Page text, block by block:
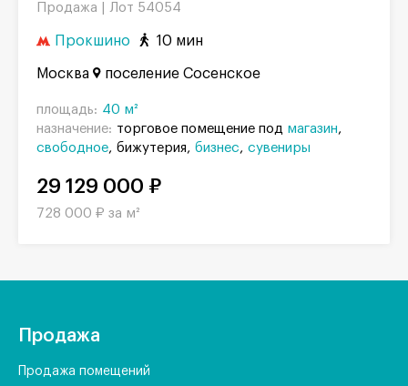
Продажа | Лот 54054
Прокшино 10 мин
Москва поселение Сосенское
площадь: 40 м²
назначение: торговое помещение под магазин
свободное бижутерия бизнес сувениры
29 129 000 ₽
728 000 ₽ за м²
Продажа
Продажа помещений